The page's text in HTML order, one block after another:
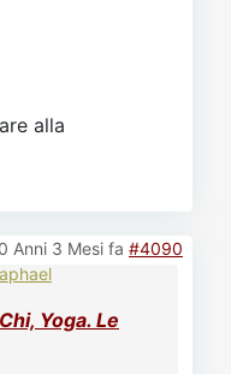
alla
Anni 3 Mesi fa #4090
Yoga. Le